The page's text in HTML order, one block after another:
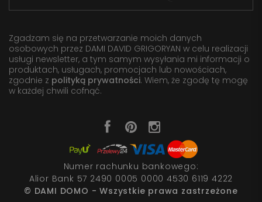
Zgadzam się na przetwarzanie moich danych
osobowych przez DAMI DAVID GRIGORYAN w celu realizacji
usługi newsletter, a tym samym wysyłania mi informacji o
produktach, usługach, promocjach lub nowościach,
zgodnie z polityką prywatności. Wiem, że zgodę tę mogę
w każdej chwili cofnąć.
Numer rachunku bankowego:
Alior Bank 57 2490 0005 0000 4530 6119 4222
© DAMI DOMO - Wszystkie prawa zastrzeżone